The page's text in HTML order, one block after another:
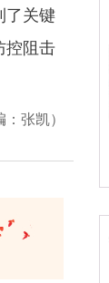
了关键
控阻击
：张凯）